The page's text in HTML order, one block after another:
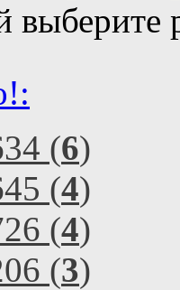
выберите
(6)
(4)
(4)
(3)